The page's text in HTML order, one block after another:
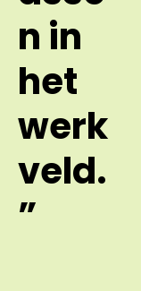
n in
het
werk
veld.
”